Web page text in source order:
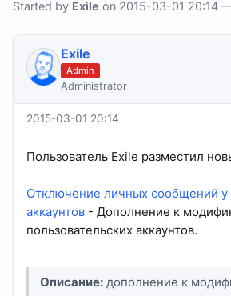
Started by Exile on 2015-03-01 20:14
Exile
Admin
Administrator
2015-03-01 20:14
Пользователь Exile разместил
Отключение личных сообщений у
аккаунтов - Дополнение к
пользовательских аккаунтов.
Описание: дополнение к